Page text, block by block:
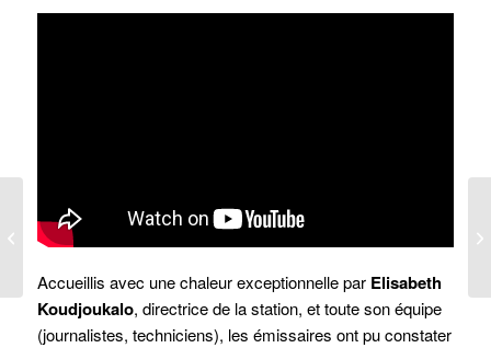
Accueillis avec une chaleur exceptionnelle par Elisabeth
Koudjoukalo, directrice de la station, et toute son équipe
(journalistes, techniciens), les émissaires ont pu constater
En direct du terrain:
Radio Réveil à Bassar